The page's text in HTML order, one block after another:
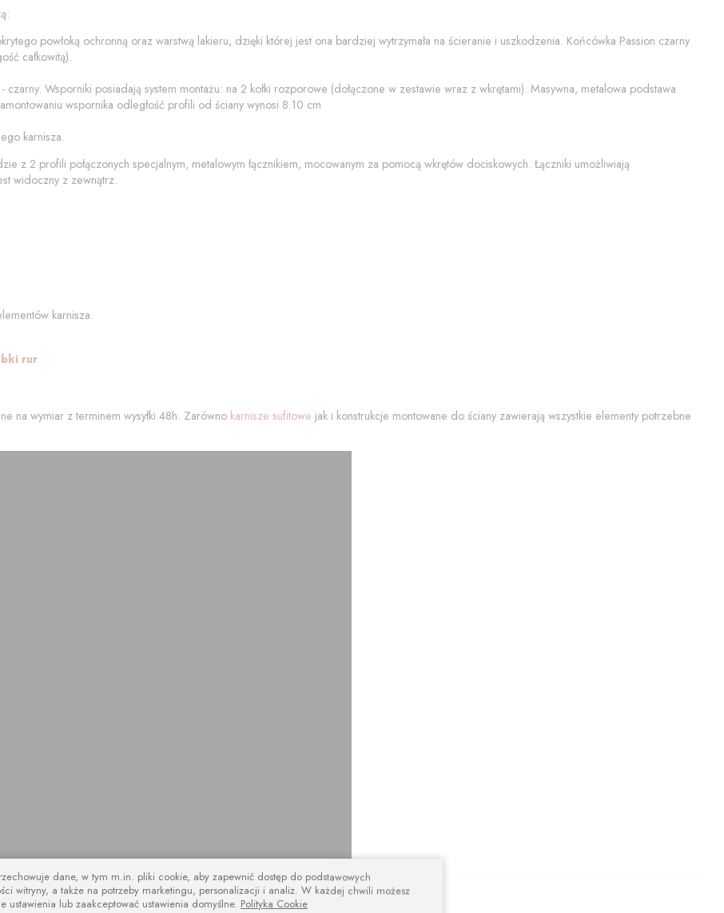
powłoką ochronną oraz warstwą lakieru, dzięki której jest ona bardziej wytrzymała na ścieranie i uszkodzenia. Końcówka Passion czarny
całkowitą).
czarny. Wsporniki posiadają system montażu: na 2 kołki rozporowe (dołączone w zestawie wraz z wkrętami). Masywna, metalowa podstawa
wspornika odległość profili od ściany wynosi 8.10 cm
karnisza.
z 2 profili połączonych specjalnym, metalowym łącznikiem, mocowanym za pomocą wkrętów dociskowych. Łączniki umożliwiają
widoczny z zewnątrz.
karnisza.
rur
na wymiar z terminem wysyłki 48h. Zarówno karnisze sufitowe jak i konstrukcje montowane do ściany zawierają wszystkie elementy potrzebne
design
dane, w tym m.in. pliki cookie, aby zapewnić dostęp do podstawowych
witryny, a także na potrzeby marketingu, personalizacji i analiz. W każdej chwili możesz
ustawienia lub zaakceptować ustawienia domyślne. Polityka Cookie